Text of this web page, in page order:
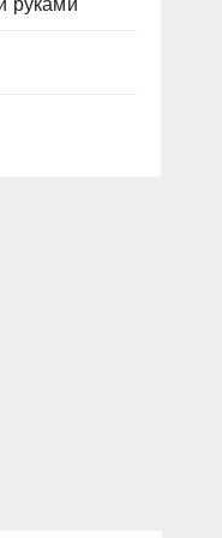
руками